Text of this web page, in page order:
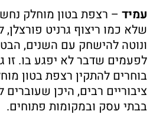
עמיד – רצפת בטון מוחלק
שלא כמו ריצוף גרניט
ונוטה להישחק עם השנים,
לפעמים שדבר לא יפגע בו. זו
בוחרים להתקין רצפת בטון
ציבוריים רבים, היכן
בבתי עסק ובמקומות פתוחים.